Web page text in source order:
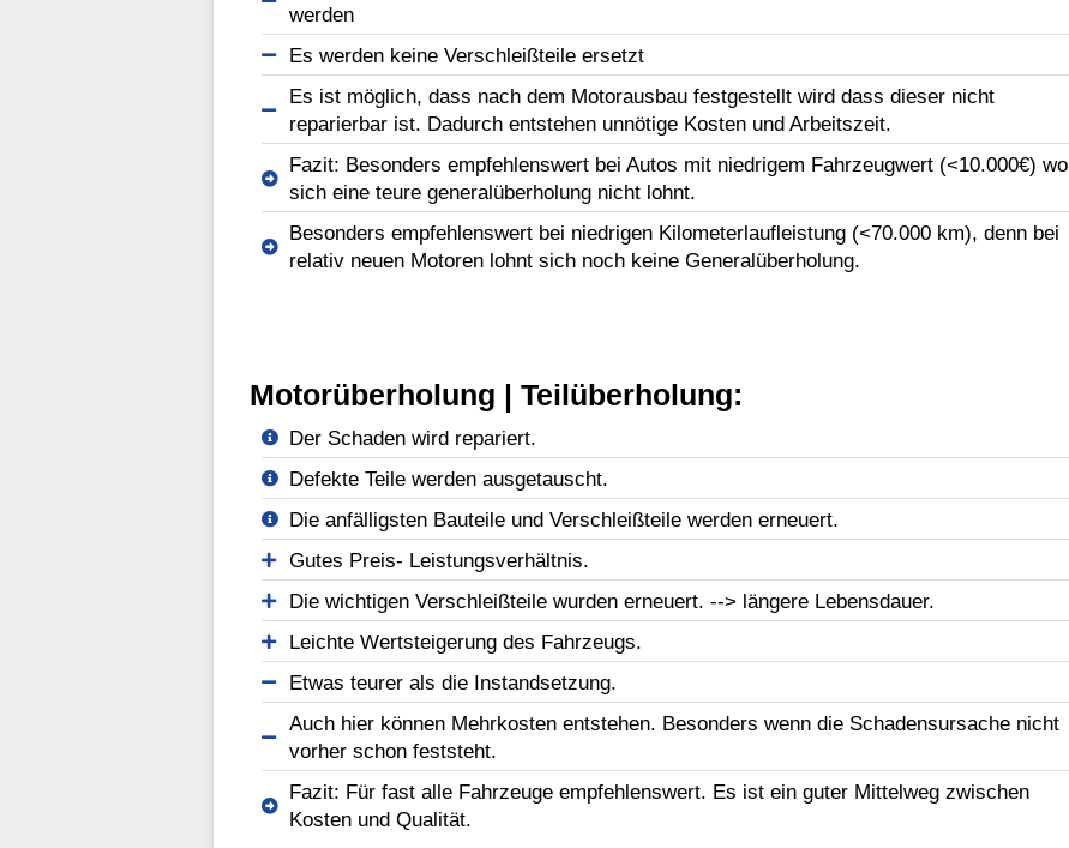
werden
Es werden keine Verschleißteile ersetzt
Es ist möglich, dass nach dem Motorausbau festgestellt wird dass dieser nicht
reparierbar ist. Dadurch entstehen unnötige Kosten und Arbeitszeit.
Fazit: Besonders empfehlenswert bei Autos mit niedrigem Fahrzeugwert (<10.000€) wo
sich eine teure generalüberholung nicht lohnt.
Besonders empfehlenswert bei niedrigen Kilometerlaufleistung (<70.000 km), denn bei
relativ neuen Motoren lohnt sich noch keine Generalüberholung.
Motorüberholung | Teilüberholung:
Der Schaden wird repariert.
Defekte Teile werden ausgetauscht.
Die anfälligsten Bauteile und Verschleißteile werden erneuert.
Gutes Preis- Leistungsverhältnis.
Die wichtigen Verschleißteile wurden erneuert. --> längere Lebensdauer.
Leichte Wertsteigerung des Fahrzeugs.
Etwas teurer als die Instandsetzung.
Auch hier können Mehrkosten entstehen. Besonders wenn die Schadensursache nicht
vorher schon feststeht.
Fazit: Für fast alle Fahrzeuge empfehlenswert. Es ist ein guter Mittelweg zwischen
Kosten und Qualität.